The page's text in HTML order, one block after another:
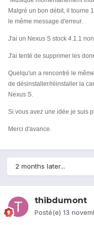
Malgré un bon débit, il tourne
le même message d'erreur.
J'ai un Nexus S stock 4.1.1
J'ai tenté de supprimer les
Quelqu'un a rencontré le
de désinstaller/réinstaller la
Nexus S.
Si vous avez une idée je suis
Merci d'avance.
2 months later...
thibdumont
Posté(e) 13